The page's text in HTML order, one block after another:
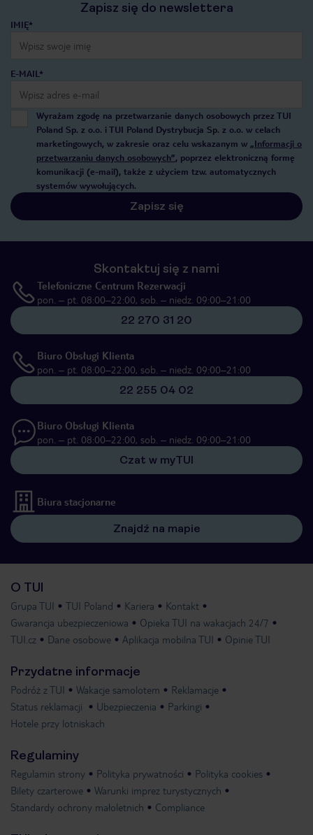
Zapisz się do newslettera
IMIĘ*
E-MAIL*
Wyrażam zgodę na przetwarzanie danych osobowych przez TUI
Poland Sp. z o.o. i TUI Poland Dystrybucja Sp. z o.o. w celach
marketingowych, w zakresie oraz celu wskazanym w „Informacji o
przetwarzaniu danych osobowych”, poprzez elektroniczną formę
komunikacji (e-mail), także z użyciem tzw. automatycznych
systemów wywołujących.
Zapisz się
Skontaktuj się z nami
Telefoniczne Centrum Rezerwacji
pon. – pt. 08:00–22:00, sob. – niedz. 09:00–21:00
22 270 31 20
Biuro Obsługi Klienta
pon. – pt. 08:00–22:00, sob. – niedz. 09:00–21:00
22 255 04 02
Biuro Obsługi Klienta
pon. – pt. 08:00–22:00, sob. – niedz. 09:00–21:00
Czat w myTUI
Biura stacjonarne
Znajdź na mapie
O TUI
Grupa TUI TUI Poland Kariera
Kontakt
Gwarancja ubezpieczeniowa
Opieka TUI na wakacjach 24/7
TUI.cz
Dane osobowe Aplikacja mobilna TUI Opinie TUI
Przydatne informacje
Podróż z TUI Wakacje samolotem
Reklamacje
Status reklamacji
Ubezpieczenia
Parkingi
Hotele przy lotniskach
Regulaminy
Regulamin strony Polityka prywatności
Polityka cookies
Bilety czarterowe
Warunki imprez turystycznych
Standardy ochrony małoletnich
Compliance